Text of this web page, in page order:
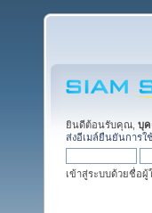
ยินดีต้อนรับคุณ, บุค
ส่งอีเมล์ยืนยันการใ
เข้าสู่ระบบด้วยชื่อผู้